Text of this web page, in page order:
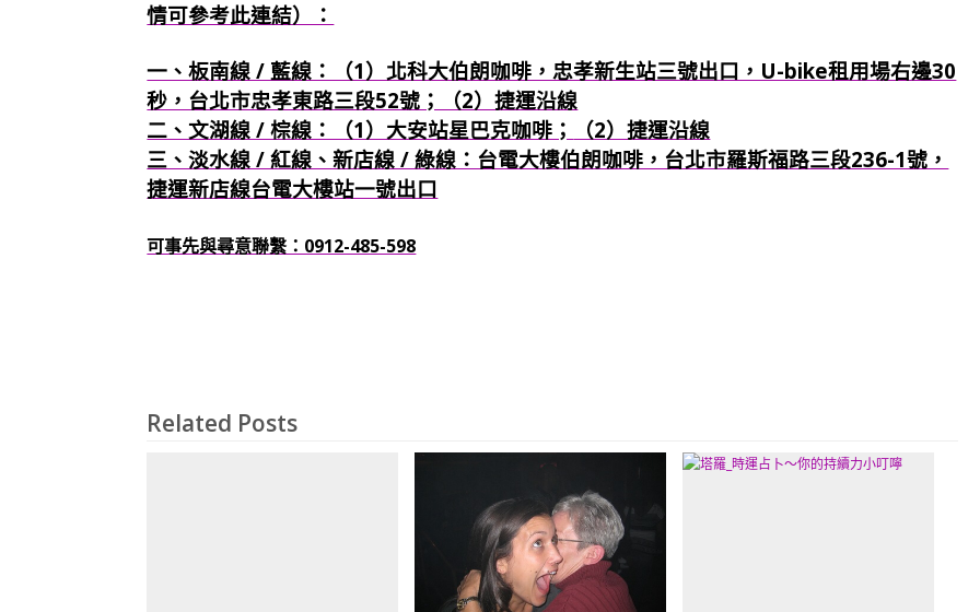
情可參考此連結）：
一、板南線 / 藍線：（1）北科大伯朗咖啡，忠孝新生站三號出口，U-bike租用場右邊30
秒，台北市忠孝東路三段52號；（2）捷運沿線
二、文湖線 / 棕線：（1）大安站星巴克咖啡；
（2）捷運沿線
三、淡水線 / 紅線、新店線 / 綠線：台電大樓伯朗咖啡，台北市羅斯福路三段236-1號，
捷運新店線台電大樓站一號出口
可事先與尋意聯繫：0912-485-598
Related Posts